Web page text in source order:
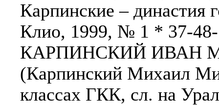
Карпинские – династия
Клио, 1999, № 1 * 37-48-
КАРПИНСКИЙ ИВАН
(Карпинский Михаил
классах ГКК, сл. на